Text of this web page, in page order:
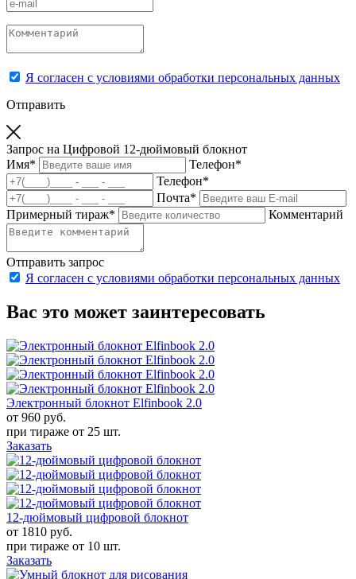
Я согласен с условиями обработки персональных данных
Отправить
Запрос на Цифровой 12-дюймовый блокнот
Имя* Телефон*
Телефон*
Почта*
Примерный тираж* Комментарий
Отправить запрос
Я согласен с условиями обработки персональных данных
Вас это может заинтересовать
Электронный блокнот Elfinbook 2.0
от 960 руб.
при тираже от 25 шт.
Заказать
12-дюймовый цифровой блокнот
от 1810 руб.
при тираже от 10 шт.
Заказать